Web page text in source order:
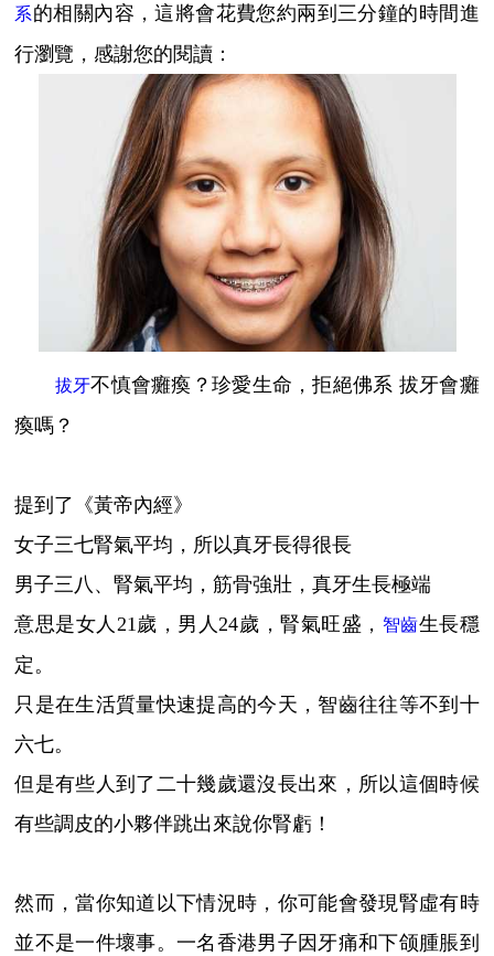
系的相關內容，這將會花費您約兩到三分鐘的時間進
行瀏覽，感謝您的閱讀：
拔牙不慎會癱瘓？珍愛生命，拒絕佛系 拔牙會癱
瘓嗎？
提到了《黃帝內經》
女子三七腎氣平均，所以真牙長得很長
男子三八、腎氣平均，筋骨強壯，真牙生長極端
意思是女人21歲，男人24歲，腎氣旺盛， 智齒生長穩
定。
只是在生活質量快速提高的今天，智齒往往等不到十
六七。
但是有些人到了二十幾歲還沒長出來，所以這個時候
有些調皮的小夥伴跳出來說你腎虧！
然而，當你知道以下情況時，你可能會發現腎虛有時
並不是一件壞事。一名香港男子因牙痛和下颌腫脹到